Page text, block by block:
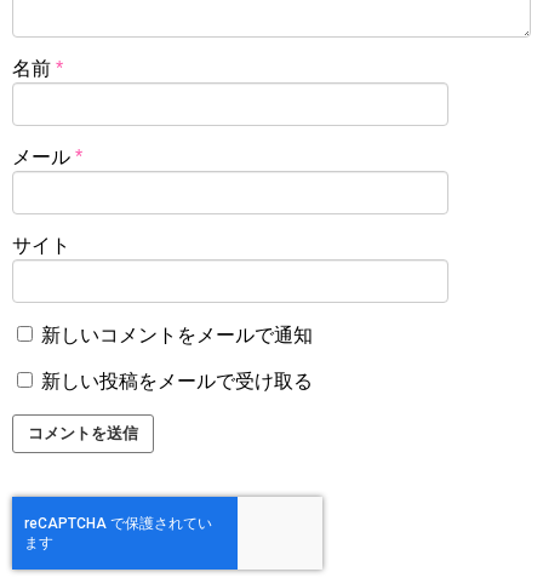
名前 *
メール *
サイト
新しいコメントをメールで通知
新しい投稿をメールで受け取る